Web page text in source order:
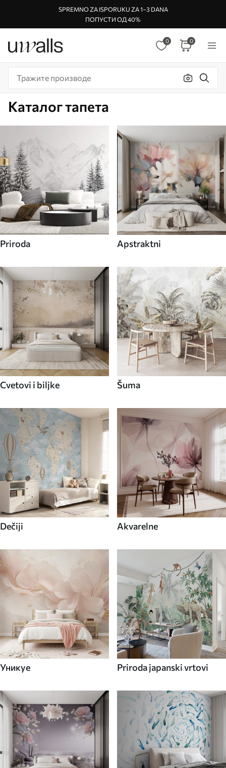
SPREMNO ZA ISPORUKU ZA 1–3 DANA
ПОПУСТИ ОД 40%
0 0
Каталог тапета
Priroda Apstraktni
Cvetovi i biljke Šuma
Dečiji Akvarelne
Уникуе Priroda japanski vrtovi